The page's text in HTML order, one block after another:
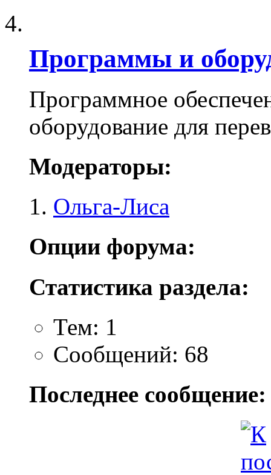
Программы и
Программное
оборудование для
Модераторы:
Ольга-Лиса
Опции форума:
Статистика раздела:
Тем: 1
Сообщений: 68
Последнее сообщение: